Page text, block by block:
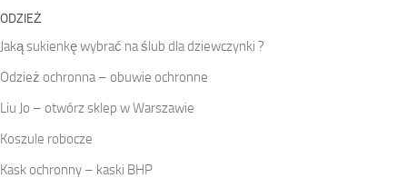
ODZIEŻ
Jaką sukienkę wybrać na ślub dla dziewczynki ?
Odzież ochronna – obuwie ochronne
Liu Jo – otwórz sklep w Warszawie
Koszule robocze
Kask ochronny – kaski BHP